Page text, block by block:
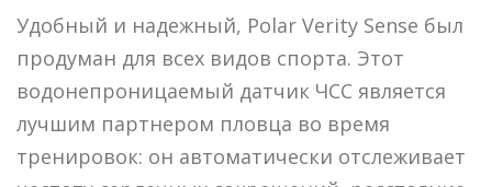
Удобный и надежный, Polar Verity Sense был
продуман для всех видов спорта. Этот
водонепроницаемый датчик ЧСС является
лучшим партнером пловца во время
тренировок: он автоматически отслеживает